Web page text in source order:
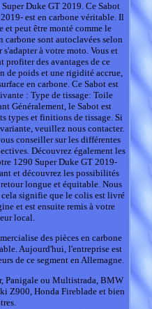
Duke GT 2019. Ce Sabot
est en carbone véritable. Il
et peut être monté comme le
carbone sont autoclavées selon
à votre moto. Vous et
des avantages de ce
de poids et une rigidité accrue,
en carbone. Ce Sabot est
: Type de tissage: Toile
Généralement, le Sabot est
types et finitions de tissage. Si
veuillez nous contacter.
conseiller sur les différentes
Découvrez également les
1290 Super Duke GT 2019-
et découvrez les possibilités
longue et équitable. Nous
signifie que le colis est livré
et est ensuite remis à votre
local.
des pièces en carbone
Aujourd'hui, l'entreprise est
de ce segment en Allemagne.
Panigale ou Multistrada, BMW
Z900, Honda Fireblade et bien